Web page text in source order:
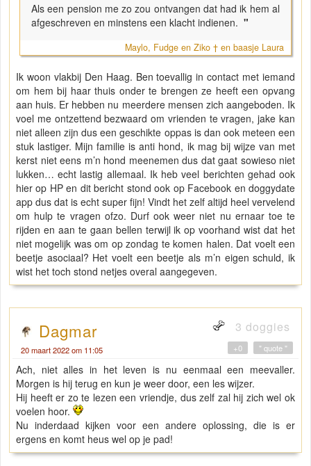
Als een pension me zo zou ontvangen dat had ik hem al
afgeschreven en minstens een klacht indienen. "
Maylo, Fudge en Ziko † en baasje Laura
Ik woon vlakbij Den Haag. Ben toevallig in contact met iemand
om hem bij haar thuis onder te brengen ze heeft een opvang
aan huis. Er hebben nu meerdere mensen zich aangeboden. Ik
voel me ontzettend bezwaard om vrienden te vragen, jake kan
niet alleen zijn dus een geschikte oppas is dan ook meteen een
stuk lastiger. Mijn familie is anti hond, ik mag bij wijze van met
kerst niet eens m’n hond meenemen dus dat gaat sowieso niet
lukken… echt lastig allemaal. Ik heb veel berichten gehad ook
hier op HP en dit bericht stond ook op Facebook en doggydate
app dus dat is echt super fijn! Vindt het zelf altijd heel vervelend
om hulp te vragen ofzo. Durf ook weer niet nu ernaar toe te
rijden en aan te gaan bellen terwijl ik op voorhand wist dat het
niet mogelijk was om op zondag te komen halen. Dat voelt een
beetje asociaal? Het voelt een beetje als m’n eigen schuld, ik
wist het toch stond netjes overal aangegeven.
Dagmar 3 doggies
20 maart 2022 om 11:05 " quote "
+0
Ach, niet alles in het leven is nu eenmaal een meevaller.
Morgen is hij terug en kun je weer door, een les wijzer.
Hij heeft er zo te lezen een vriendje, dus zelf zal hij zich wel ok
voelen hoor.
Nu inderdaad kijken voor een andere oplossing, die is er
ergens en komt heus wel op je pad!